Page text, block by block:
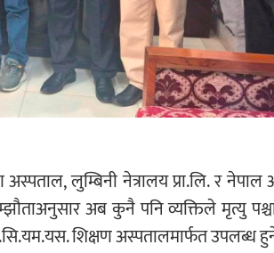
लुम्बिनी नेत्रालय प्रा.लि. र
अब कुनै पनि व्यक्तिले मृत्यु
शिक्षण अस्पतालमार्फत उपलब्ध